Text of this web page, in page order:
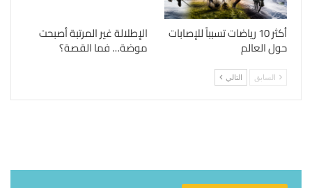
أكثر 10 رياضات تسبباً للإصابات
حول العالم
الإطلالة غير المرتبة أصبحت
موضة… فما القصة؟
السابق التالي